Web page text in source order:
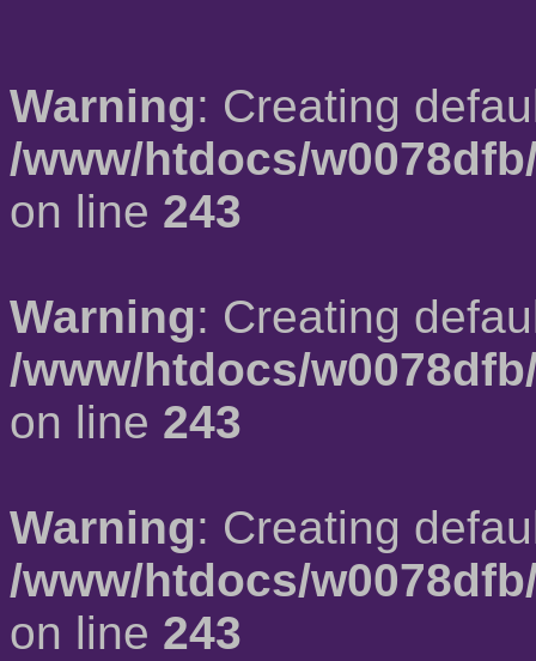
Warning: Creating
/www/htdocs/
on line 243
Warning: Creating
/www/htdocs/
on line 243
Warning: Creating
/www/htdocs/
on line 243